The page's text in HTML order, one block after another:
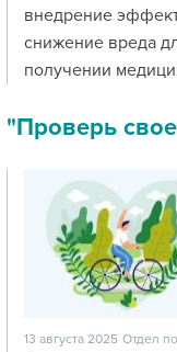
внедрение
снижение вреда
получении
"Проверь
13 августа 2025 Отдел